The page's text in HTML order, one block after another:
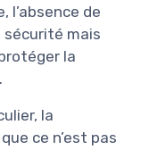
l’absence de
sécurité mais
la
la
ce n’est pas